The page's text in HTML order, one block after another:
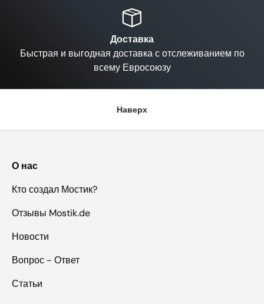
Доставка
Быстрая и выгодная доставка с отслеживанием по
всему Евросоюзу
Наверх
О нас
Кто создал Мостик?
Отзывы Mostik.de
Новости
Вопрос - Ответ
Статьи